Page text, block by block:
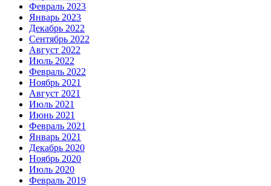
Февраль 2023
Январь 2023
Декабрь 2022
Сентябрь 2022
Август 2022
Июль 2022
Февраль 2022
Ноябрь 2021
Август 2021
Июль 2021
Июнь 2021
Февраль 2021
Январь 2021
Декабрь 2020
Ноябрь 2020
Июль 2020
Февраль 2019